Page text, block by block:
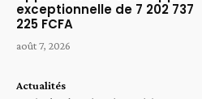
exceptionnelle de 7 202 737
225 FCFA
août 7, 2026
Actualités